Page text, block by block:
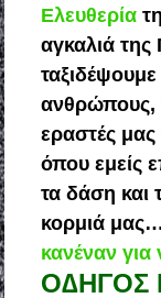
Ελευθερία
αγκαλιά
ανθρώπους,
εραστές
όπου εμείς
τα δάση και
κορμιά μας…
κανέναν για
Ο∆ΗΓΟΣ